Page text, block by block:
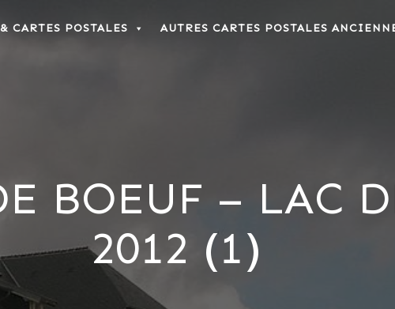
CARTES POSTALES AUTRES CARTES POSTALES
BOEUF – LAC
2012 (1)